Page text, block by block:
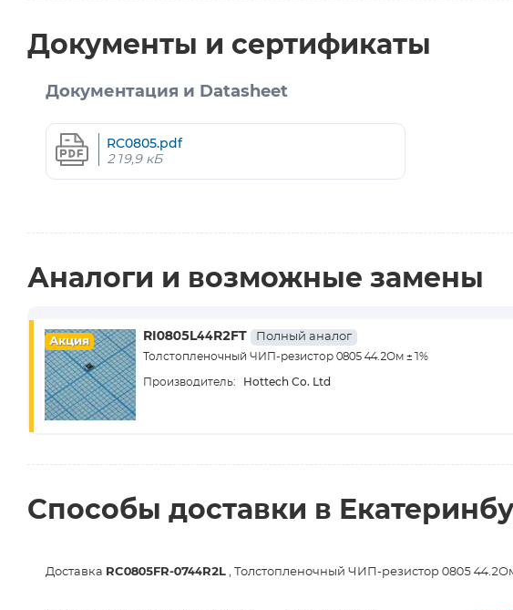
Документы и сертификаты
Документация и Datasheet
RC0805.pdf
219,9 кБ
Аналоги и возможные замены
Акция RI0805L44R2FT Полный аналог
Толстопленочный ЧИП-резистор 0805 44.2Ом ±1%
Производитель: Hottech Co. Ltd
Способы доставки в
Доставка RC0805FR-0744R2L , Толстопленочный ЧИП-резистор 0805 44.2Ом